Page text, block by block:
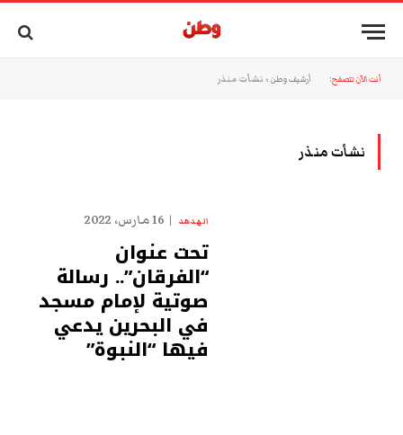
أنت الآن تتصفح: أرشيف وطن » نشأت منذر
نشأت منذر
الهدهد 16 مارس، 2022
تحت عنوان
“الفرقان”.. رسالة
صوتية لإمام مسجد
في البحرين يدعي
فيها “النبوة”